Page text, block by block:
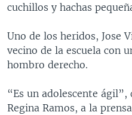
cuchillos y hachas
Uno de los heridos, Jose
vecino de la escuela con
hombro derecho.
“Es un adolescente
Regina Ramos, a la